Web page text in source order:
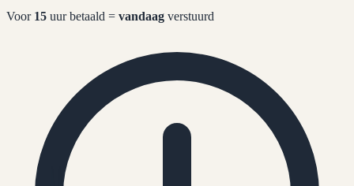
Voor 15 uur betaald = vandaag verstuurd